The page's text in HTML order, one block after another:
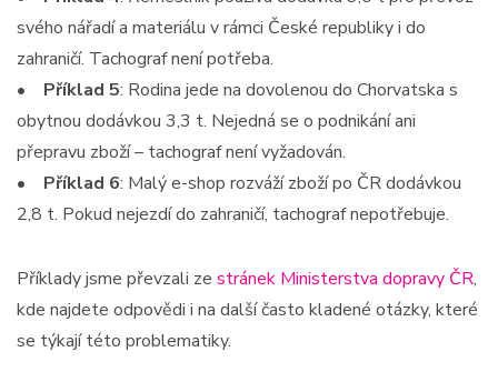
svého nářadí a materiálu v rámci České republiky i do
zahraničí. Tachograf není potřeba.
• Příklad 5: Rodina jede na dovolenou do Chorvatska s
obytnou dodávkou 3,3 t. Nejedná se o podnikání ani
přepravu zboží – tachograf není vyžadován.
•
Příklad 6: Malý e-shop rozváží zboží po ČR dodávkou
2,8 t. Pokud nejezdí do zahraničí, tachograf nepotřebuje.
Příklady jsme převzali ze stránek Ministerstva dopravy ČR,
kde najdete odpovědi i na další často kladené otázky, které
se týkají této problematiky.